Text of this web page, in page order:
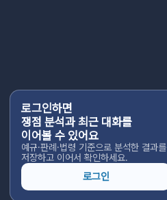
로그인하면
쟁점 분석과 최근 대화를
이어볼 수 있어요
예규·판례·법령 기준으로 분석한 결과를
저장하고 이어서 확인하세요.
로그인